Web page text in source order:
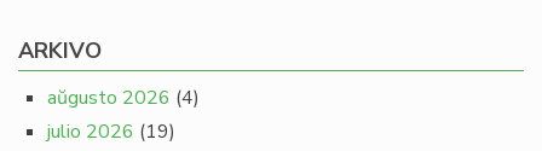
ARKIVO
aŭgusto 2026 (4)
julio 2026 (19)